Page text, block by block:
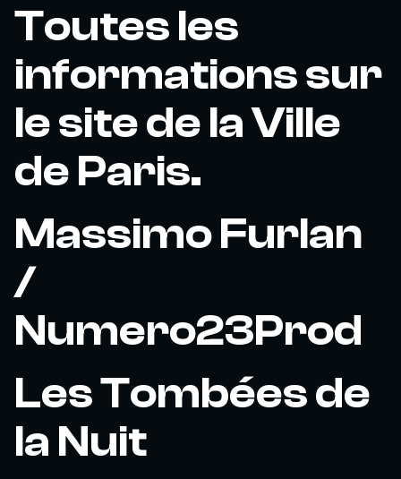
Toutes les
informations sur
le site de la Ville
de Paris.
Massimo Furlan
/
Numero23Prod
Les Tombées de
la Nuit